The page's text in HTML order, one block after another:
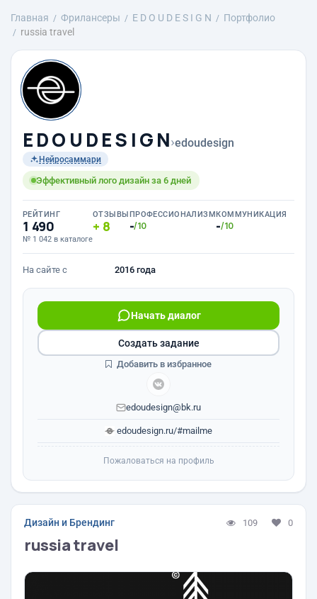
Главная Фрилансеры E D O U D E S I G N
Портфолио
russia travel
E D O U D E S I G N›edoudesign
Нейросаммари
Эффективный лого дизайн за 6 дней
РЕЙТИНГ
1 490
№ 1 042 в каталоге
ОТЗЫВЫ
8
ПРОФЕССИОНАЛИЗМ
-/10
КОММУНИКАЦИЯ
-/10
На сайте с 2016 года
Начать диалог
edoudesign@bk.ru
edoudesign.ru/#mailme
Создать задание
Добавить в избранное
Пожаловаться на профиль
Дизайн и Брендинг 109 0
russia travel